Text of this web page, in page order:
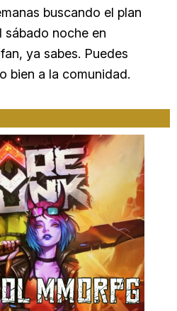
buscando el plan
sábado noche en
ya sabes. Puedes
bien a la comunidad.